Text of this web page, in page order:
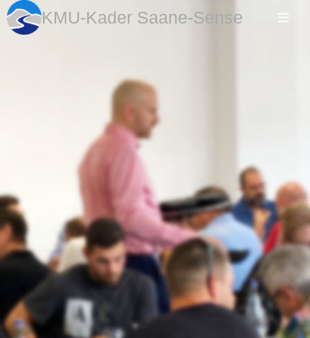
KMU-Kader Saane-Sense